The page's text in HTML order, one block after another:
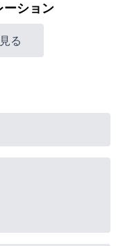
ーション
る